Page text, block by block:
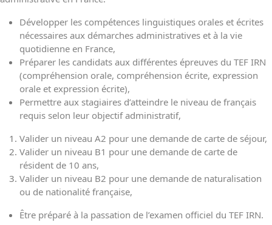
Développer les compétences linguistiques orales et écrites
nécessaires aux démarches administratives et à la vie
quotidienne en France,
Préparer les candidats aux différentes épreuves du TEF IRN
(compréhension orale, compréhension écrite, expression
orale et expression écrite),
Permettre aux stagiaires d’atteindre le niveau de français
requis selon leur objectif administratif,
Valider un niveau A2 pour une demande de carte de séjour,
Valider un niveau B1 pour une demande de carte de
résident de 10 ans,
Valider un niveau B2 pour une demande de naturalisation
ou de nationalité française,
Être préparé à la passation de l’examen officiel du TEF IRN.